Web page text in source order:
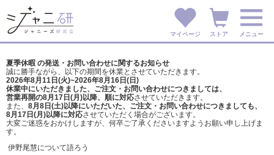
マイページ ストア メニュー
夏季休暇 の発送・お問い合わせに関するお知らせ
誠に勝手ながら、以下の期間を休業とさせていただきます。
2026年8月11日(火)~2026年8月16日(日)
休業中にいただきました、ご注文・お問い合わせにつきましては、
営業再開の8月17日(月)以降、順に対応させていただきます。
また、 8月8日(土)以降にいただいた、ご注文・ お問い合わせにつきましても、
8月17日(月)以降に対応させていただく場合がございます。
大変ご迷惑をおかけしますが、 何卒ご了承くださいますようお願い申し上げま
す。
伊野尾慧について語ろう